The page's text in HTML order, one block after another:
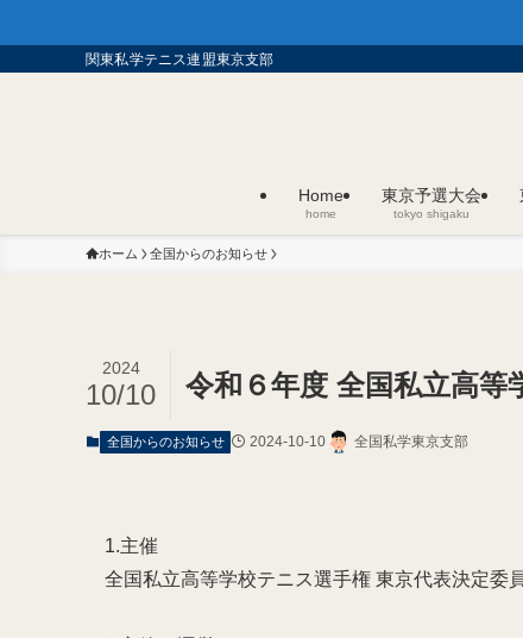
関東私学テニス連盟東京支部
Home
home
東京予選大会
tokyo shigaku
ホーム 全国からのお知らせ
令和６年度 全国私立高等
2024
10/10
全国からのお知らせ 2024-10-10 全国私学東京支部
1.主催
全国私立高等学校テニス選手権 東京代表決定委